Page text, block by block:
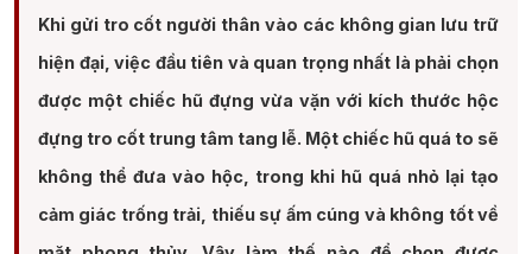
Khi gửi tro cốt người thân vào các không gian lưu trữ
hiện đại, việc đầu tiên và quan trọng nhất là phải chọn
được một chiếc hũ đựng vừa vặn với kích thước hộc
đựng tro cốt trung tâm tang lễ. Một chiếc hũ quá to sẽ
không thể đưa vào hộc, trong khi hũ quá nhỏ lại tạo
cảm giác trống trải, thiếu sự ấm cúng và không tốt về